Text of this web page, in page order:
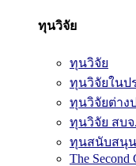
ทุนวิจัย
ทุนวิจัย
ทุนวิจัยในป
ทุนวิจัยต่าง
ทุนวิจัย สบจ.
ทุนสนับสนุน
The Second